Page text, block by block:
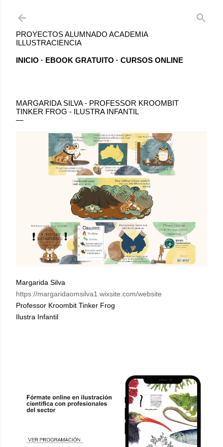
PROYECTOS ALUMNADO ACADEMIA
ILLUSTRACIENCIA
INICIO EBOOK GRATUITO CURSOS ONLINE
MARGARIDA SILVA - PROFESSOR KROOMBIT
TINKER FROG - ILUSTRA INFANTIL
Margarida Silva
https://margaridaomsilva1.wixsite.com/website
Professor Kroombit Tinker Frog
Ilustra Infantil